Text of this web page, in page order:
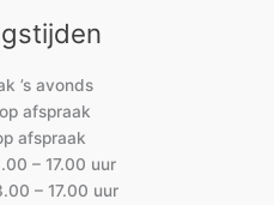
’s avonds
afspraak
afspraak
– 17.00 uur
– 17.00 uur